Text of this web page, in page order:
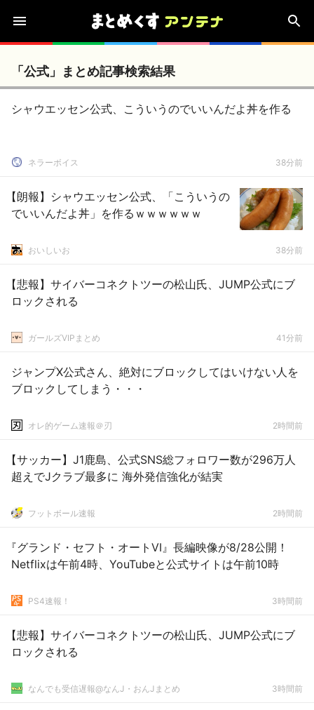
「公式」まとめ記事検索結果
シャウエッセン公式、こういうのでいいんだよ丼を作る
ネラーボイス 38分前
【朗報】シャウエッセン公式、「こういうの
でいいんだよ丼」を作るｗｗｗｗｗｗ
おいしいお 38分前
【悲報】サイバーコネクトツーの松山氏、JUMP公式にブ
ロックされる
ガールズVIPまとめ 41分前
ジャンプX公式さん、絶対にブロックしてはいけない人を
ブロックしてしまう・・・
オレ的ゲーム速報＠刃 2時間前
【サッカー】J1鹿島、公式SNS総フォロワー数が296万人
超えでJクラブ最多に 海外発信強化が結実
フットボール速報 2時間前
『グランド・セフト・オートVI』長編映像が8/28公開！
Netflixは午前4時、YouTubeと公式サイトは午前10時
PS4速報！ 3時間前
【悲報】サイバーコネクトツーの松山氏、JUMP公式にブ
ロックされる
なんでも受信遅報@なんJ・おんJまとめ 3時間前